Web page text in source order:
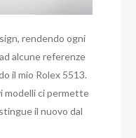
rendendo ogni
alcune referenze
il mio Rolex 5513.
modelli ci permette
il nuovo dal